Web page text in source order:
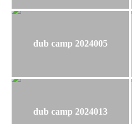
dub camp 2024005
dub camp 2024013